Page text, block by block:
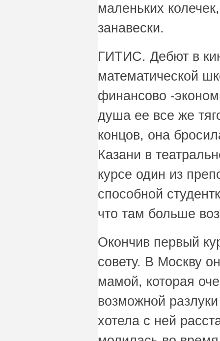
маленьких
занавески.
ГИТИС. Дебют в
математической
финансово -
душа ее все же
концов, она
Казани в
курсе один из
способной
что там больше
Окончив первый
совету. В Москву
мамой, которая
возможной
хотела с ней